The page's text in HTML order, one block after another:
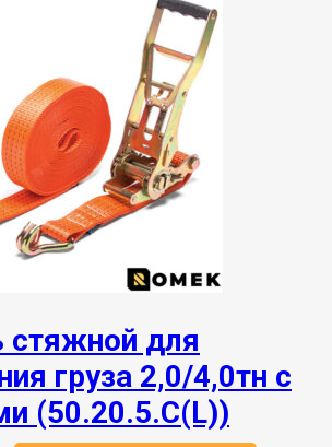
стяжной для
груза 2,0/4,0тн с
(50.20.5.C(L))